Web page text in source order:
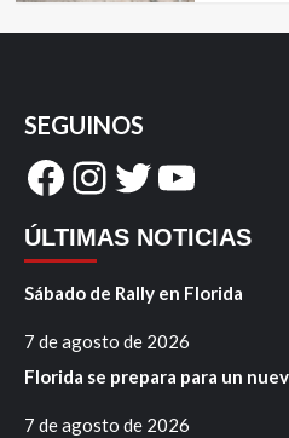
SEGUINOS
Facebook
Instagram
Twitter
ÚLTIMAS NOTICIAS
Sábado de Rally en Florida
7 de agosto de 2026
Florida se prepara para un
7 de agosto de 2026